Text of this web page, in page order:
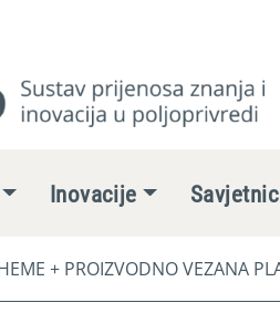
Inovacije
+ PROIZVODNO VEZANA